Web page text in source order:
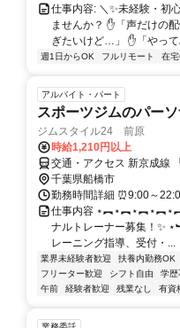
仕事内容: ＼✨未経験・初
ませんか？ ✋「声だけの
ぎたいけど…」 ✋「やっ
週1日からOK フルリモート 在
アルバイト・パート
スポーツジムのパー
ジムスタイル24 前原
時給1,210円以上
交通・アクセス 新京成線
千葉県船橋市
勤務時間詳細 ⏰9:00～
仕事内容
ナルトレーナー募集！✨
レーニング指導、受付・...
業界未経験者歓迎 扶養内勤務OK
フリーター歓迎
シフト自由 学歴
午前
経験者歓迎 残業なし 有資